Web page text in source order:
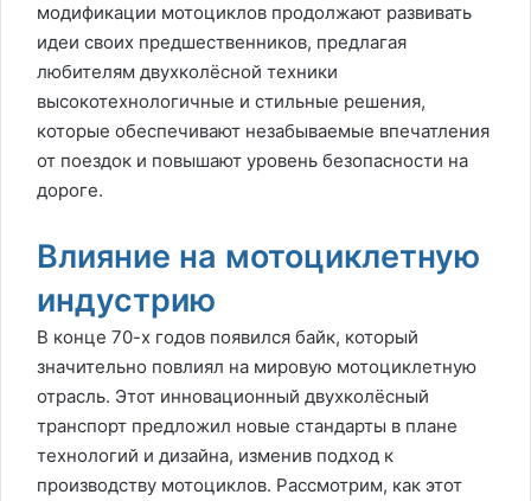
модификации мотоциклов продолжают развивать
идеи своих предшественников, предлагая
любителям двухколёсной техники
высокотехнологичные и стильные решения,
которые обеспечивают незабываемые впечатления
от поездок и повышают уровень безопасности на
дороге.
Влияние на мотоциклетную
индустрию
В конце 70-х годов появился байк, который
значительно повлиял на мировую мотоциклетную
отрасль. Этот инновационный двухколёсный
транспорт предложил новые стандарты в плане
технологий и дизайна, изменив подход к
производству мотоциклов. Рассмотрим, как этот